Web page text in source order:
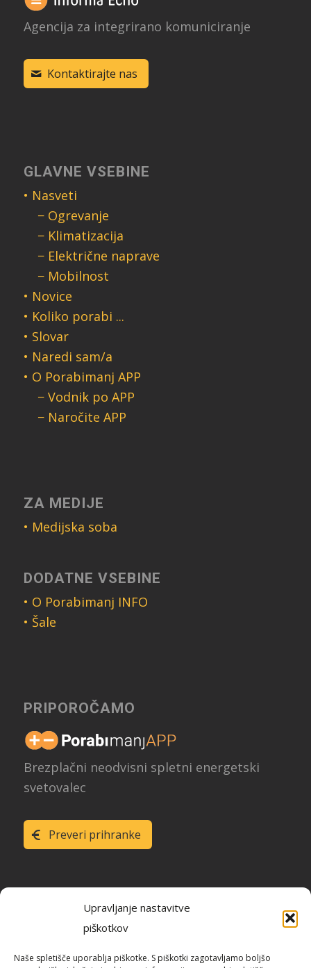
Upravljanje nastavitve
piškotkov
Naše spletišče uporablja piškotke. S piškotki zagotavljamo boljšo
Agencija za integrirano komuniciranje
Kontaktirajte nas
GLAVNE VSEBINE
• Nasveti
− Ogrevanje
− Klimatizacija
− Električne naprave
− Mobilnost
• Novice
• Koliko porabi ...
• Slovar
• Naredi sam/a
• O Porabimanj APP
− Vodnik po APP
− Naročite APP
ZA MEDIJE
• Medijska soba
DODATNE VSEBINE
• O Porabimanj INFO
• Šale
PRIPOROČAMO
Brezplačni neodvisni spletni energetski
svetovalec
Preveri prihranke